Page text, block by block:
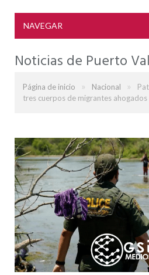
NAVEGAR
Noticias de Puerto
Página de inicio » Nacional »
tres cuerpos de migrantes ahogados